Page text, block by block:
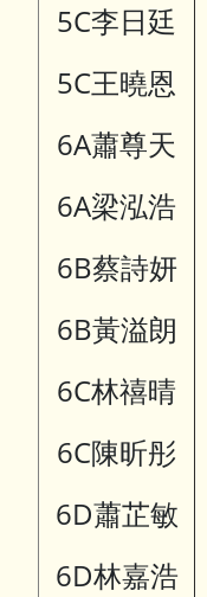
5C李日廷
5C王曉恩
6A蕭尊天
6A梁泓浩
6B蔡詩妍
6B黃溢朗
6C林禧晴
6C陳昕彤
6D蕭芷敏
6D林嘉浩